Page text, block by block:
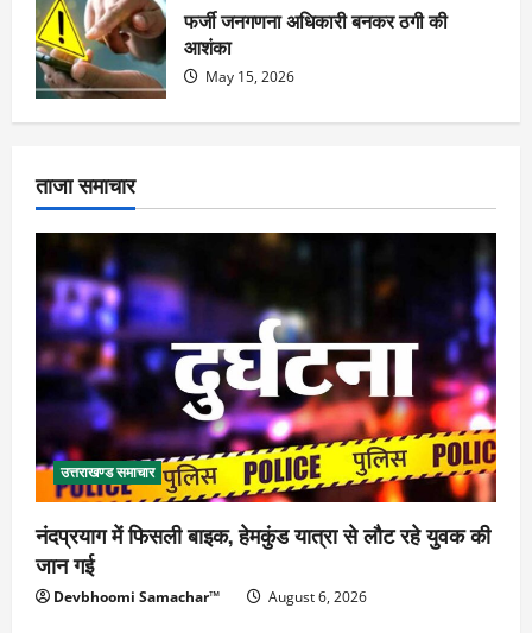
फर्जी जनगणना अधिकारी बनकर ठगी की
आशंका
May 15, 2026
ताजा समाचार
उत्तराखण्ड समाचार
नंदप्रयाग में फिसली बाइक, हेमकुंड यात्रा से लौट रहे युवक की
जान गई
Devbhoomi Samachar™ August 6, 2026